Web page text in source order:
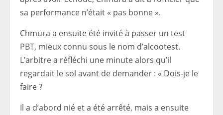
sa performance n’était « pas bonne ».
Chmura a ensuite été invité à passer un test
PBT, mieux connu sous le nom d’alcootest.
L’arbitre a réfléchi une minute alors qu’il
regardait le sol avant de demander : « Dois-je le
faire ?
Il a d’abord nié et a été arrêté, mais a ensuite